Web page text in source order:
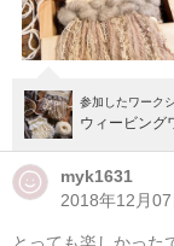
参加したワーク
ウィービング
myk1631
2018年12月07